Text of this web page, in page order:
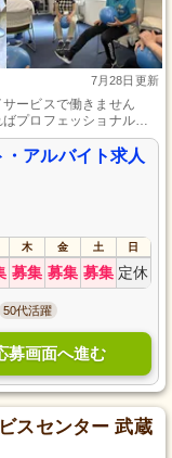
7月28日更新
ービスで働きません
プロフェッショナルに
置し、利用者様の日常
で、利用者様とともに
アルバイト求人
木 金 土 日
募集 募集 募集 定休
50代活躍
募画面へ進む
スセンター 武蔵